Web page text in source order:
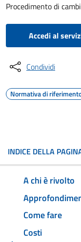
Procedimento di
Accedi al
Condividi
Normativa di
INDICE DELLA
A chi è rivolto
Come fare
Costi